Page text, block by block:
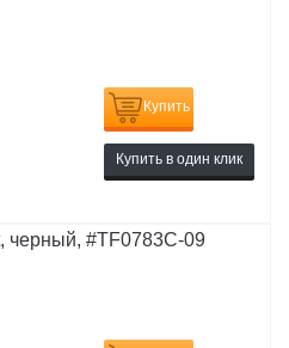
Купить
Купить в один клик
черный, #TF0783C-09